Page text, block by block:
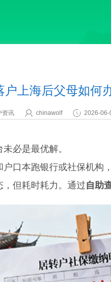
户上海后父母如何
资讯 chinawolf 2026-06-
必是最优解。
本跑银行或社保机构
但耗时耗力。通过自助